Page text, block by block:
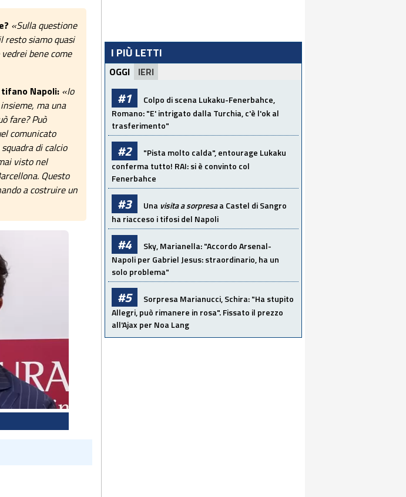
«Sulla questione
resto siamo quasi
bene come
Napoli: «Io
ma una
fare? Può
comunicato
di calcio
visto nel
Questo
a costruire un
I PIÙ LETTI
OGGI IERI
#1
Colpo di scena Lukaku-Fenerbahce,
Romano: "E' intrigato dalla Turchia, c'è l'ok al
trasferimento"
#2
"Pista molto calda", entourage Lukaku
conferma tutto! RAI: si è convinto col
Fenerbahce
#3 Una visita a sorpresaa Castel di Sangro
ha riacceso i tifosi del Napoli
#4
Sky, Marianella: "Accordo Arsenal-
Napoli per Gabriel Jesus: straordinario, ha un
solo problema"
#5
Sorpresa Marianucci, Schira: "Ha stupito
Allegri, può rimanere in rosa". Fissato il prezzo
all'Ajax per Noa Lang